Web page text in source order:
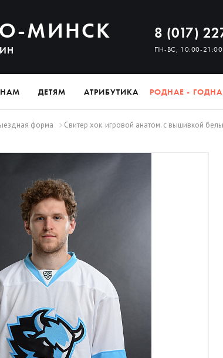
МИНСК 8 (017)
ПН-ВС, 10:00-21:00
ДЕТЯМ АТРИБУТИКА РОДНАЕ -
форма Свитер хок. игровой анатом. с вышивкой